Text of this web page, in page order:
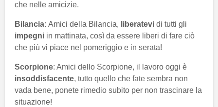
che nelle amicizie.
Bilancia: Amici della Bilancia, liberatevi di tutti gli
impegni in mattinata, così da essere liberi di fare ciò
che più vi piace nel pomeriggio e in serata!
Scorpione: Amici dello Scorpione, il lavoro oggi è
insoddisfacente, tutto quello che fate sembra non
vada bene, ponete rimedio subito per non trascinare la
situazione!